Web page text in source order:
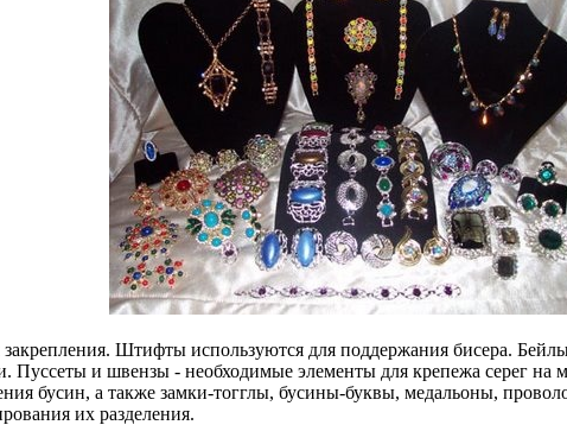
Штифты используются для поддержания бисера.
и швензы - необходимые элементы для крепежа серег на
бусин, а также замки-тогглы, бусины-буквы, медальоны,
их разделения.